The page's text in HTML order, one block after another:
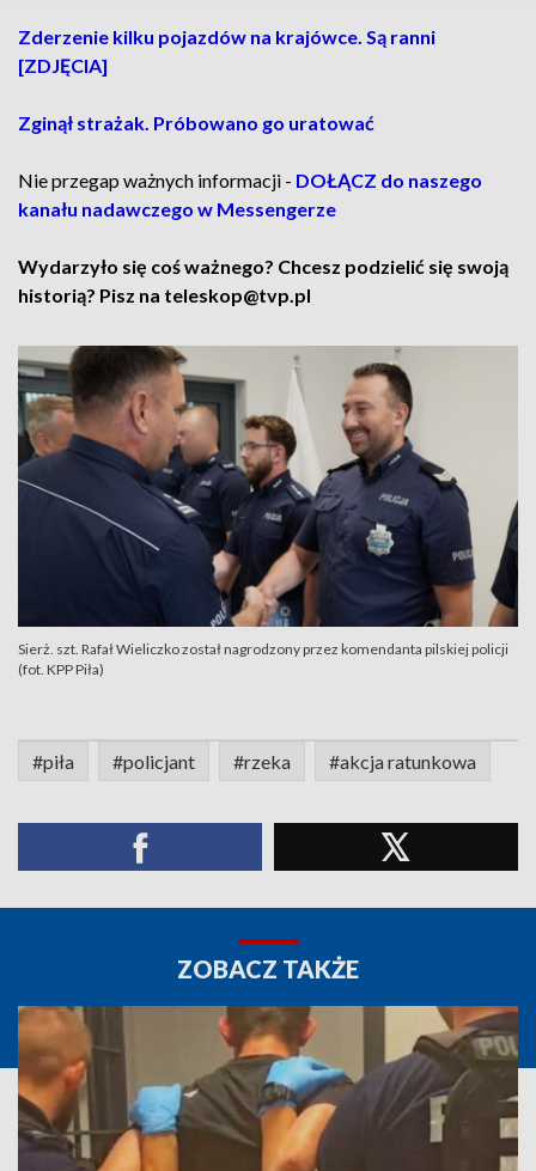
Zderzenie kilku pojazdów na krajówce. Są ranni
[ZDJĘCIA]
Zginął strażak. Próbowano go uratować
Nie przegap ważnych informacji - DOŁĄCZ do naszego
kanału nadawczego w Messengerze
Wydarzyło się coś ważnego? Chcesz podzielić się swoją
historią? Pisz na teleskop@tvp.pl
Sierż. szt. Rafał Wieliczko został nagrodzony przez komendanta pilskiej policji
(fot. KPP Piła)
#piła #policjant #rzeka #akcja ratunkowa
ZOBACZ TAKŻE